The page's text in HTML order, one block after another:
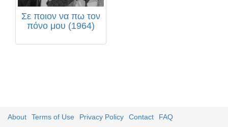
Σε ποιον να πω τον
πόνο μου (1964)
About Terms of Use Privacy Policy Contact FAQ